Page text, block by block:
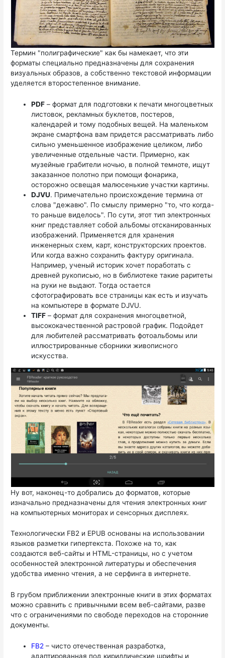
Термин "полиграфические" как бы намекает, что эти
форматы специально предназначены для сохранения
визуальных образов, а собственно текстовой информации
уделяется второстепенное внимание.
PDF – формат для подготовки к печати многоцветных
листовок, рекламных буклетов, постеров,
календарей и тому подобных вещей. На маленьком
экране смартфона вам придется рассматривать либо
сильно уменьшенное изображение целиком, либо
увеличенные отдельные части. Примерно, как
музейные грабители ночью, в полной темноте, ищут
заказанное полотно при помощи фонарика,
осторожно освещая малюсенькие участки картины.
DJVU. Примечательно происхождение термина от
слова "дежавю". По смыслу примерно "то, что когда-
то раньше виделось". По сути, этот тип электронных
книг представляет собой альбомы отсканированных
изображений. Применяется для хранения
инженерных схем, карт, конструкторских проектов.
Или когда важно сохранить фактуру оригинала.
Например, ученый историк хочет поработать с
древней рукописью, но в библиотеке такие раритеты
на руки не выдают. Тогда остается
сфотографировать все страницы как есть и изучать
на компьютере в формате DJVU.
TIFF – формат для сохранения многоцветной,
высококачественной растровой график. Подойдет
для любителей рассматривать фотоальбомы или
иллюстрированные сборники живописного
искусства.
Ну вот, наконец-то добрались до форматов, которые
изначально предназначены для чтения электронных книг
на компьютерных мониторах и сенсорных дисплеях.
Технологически FB2 и EPUB основаны на использовании
языков разметки гипертекста. Похоже на то, как
создаются веб-сайты и HTML-страницы, но с учетом
особенностей электронной литературы и обеспечения
удобства именно чтения, а не серфинга в интернете.
В грубом приближении электронные книги в этих форматах
можно сравнить с привычными всем веб-сайтами, разве
что с ограничениями по свободе переходов на сторонние
документы.
FB2 – чисто отечественная разработка,
адаптированная под кириллические шрифты и